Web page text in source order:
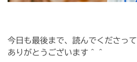
今日も最後まで、読んでくださって
ありがとうございます＾＾